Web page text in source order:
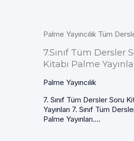
Palme Yayıncılık Tüm
7.Sınıf Tüm Dersler
Kitabı Palme
Palme Yayıncılık
7. Sınıf Tüm Dersler Soru
Yayınları 7. Sınıf Tüm
Palme Yayınları....